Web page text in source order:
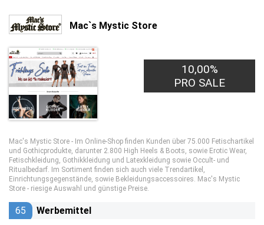
Mac`s Mystic Store
10,00%
PRO SALE
Mac's Mystic Store - Im Online-Shop finden Kunden über 75.000 Fetischartikel
und Gothicprodukte, darunter 2.800 High Heels & Boots, sowie Erotic Wear,
Fetischkleidung, Gothikkleidung und Latexkleidung sowie Occult- und
Ritualbedarf. Im Sortiment finden sich auch viele Trendartikel,
Einrichtungsgegenstände, sowie Bekleidungsaccessoires. Mac's Mystic
Store - riesige Auswahl und günstige Preise.
65 Werbemittel